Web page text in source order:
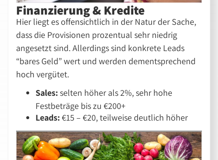
Finanzierung & Kredite
Hier liegt es offensichtlich in der Natur der Sache,
dass die Provisionen prozentual sehr niedrig
angesetzt sind. Allerdings sind konkrete Leads
“bares Geld” wert und werden dementsprechend
hoch vergütet.
Sales: selten höher als 2%, sehr hohe
Festbeträge bis zu €200+
Leads: €15 – €20, teilweise deutlich höher